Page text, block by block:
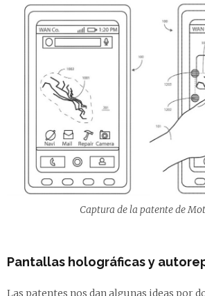
Captura de la patente de
Pantallas holográficas y
Las patentes nos dan algunas ideas por